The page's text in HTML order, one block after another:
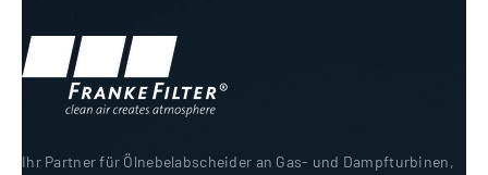
Ihr Partner für Ölnebelabscheider an Gas- und Dampfturbinen,